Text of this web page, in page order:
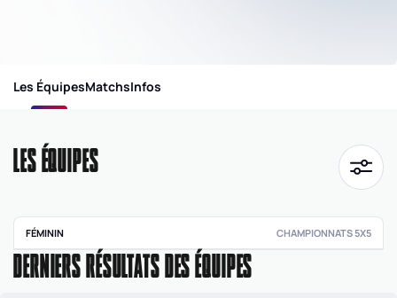
Les ÉquipesMatchsInfos
LES ÉQUIPES
FÉMININ CHAMPIONNATS 5X5
NATIONALE
FEMININE 3
DERNIERS RÉSULTATS DES ÉQUIPES